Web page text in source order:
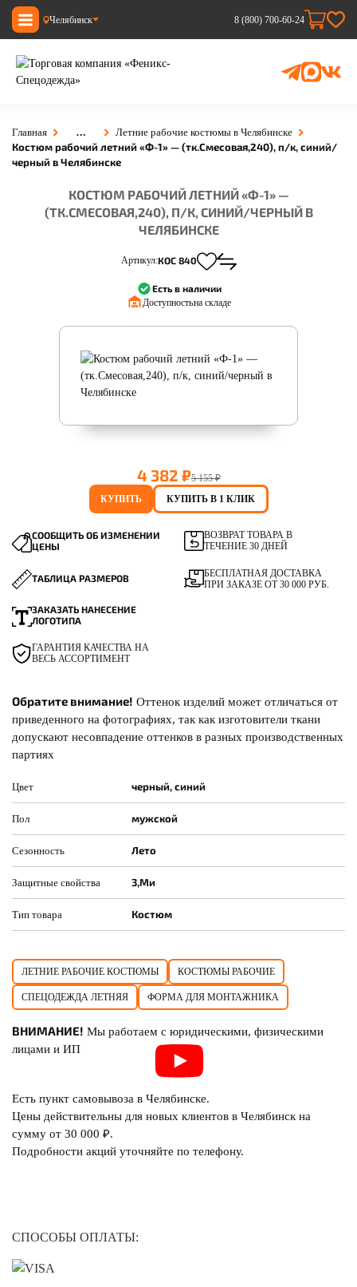
Челябинск 8 (800) 700-60-24
Главная … Летние рабочие костюмы в Челябинске
Костюм рабочий летний «Ф-1» — (тк.Смесовая,240), п/к, синий/
черный в Челябинске
КОСТЮМ РАБОЧИЙ ЛЕТНИЙ «Ф-1» —
(ТК.СМЕСОВАЯ,240), П/К, СИНИЙ/ЧЕРНЫЙ В
ЧЕЛЯБИНСКЕ
Артикул:КОС 840
Есть в наличии
Доступность:на складе
4 382 ₽5 155 ₽
КУПИТЬ
КУПИТЬ В 1 КЛИК
СООБЩИТЬ ОБ ИЗМЕНЕНИИ
ЦЕНЫ
ВОЗВРАТ ТОВАРА В
ТЕЧЕНИЕ 30 ДНЕЙ
ТАБЛИЦА РАЗМЕРОВ
ЗАКАЗАТЬ НАНЕСЕНИЕ
ЛОГОТИПА
ГАРАНТИЯ КАЧЕСТВА НА
ВЕСЬ АССОРТИМЕНТ
БЕСПЛАТНАЯ ДОСТАВКА
ПРИ ЗАКАЗЕ ОТ 30 000 РУБ.
Обратите внимание! Оттенок изделий может отличаться от
приведенного на фотографиях, так как изготовители ткани
допускают несовпадение оттенков в разных производственных
партиях
Цвет черный, синий
Пол мужской
Сезонность Лето
Защитные свойства 3,Ми
Тип товара Костюм
ЛЕТНИЕ РАБОЧИЕ КОСТЮМЫ КОСТЮМЫ РАБОЧИЕ
СПЕЦОДЕЖДА ЛЕТНЯЯ ФОРМА ДЛЯ МОНТАЖНИКА
ВНИМАНИЕ! Мы работаем с юридическими, физическими
лицами и ИП
Есть пункт самовывоза в Челябинске.
Цены действительны для новых клиентов в Челябинск на
сумму от 30 000 ₽.
Подробности акций уточняйте по телефону.
СПОСОБЫ ОПЛАТЫ: